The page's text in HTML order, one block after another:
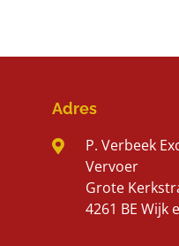
Adres
P. Verbeek
Vervoer
Grote
4261 BE Wijk